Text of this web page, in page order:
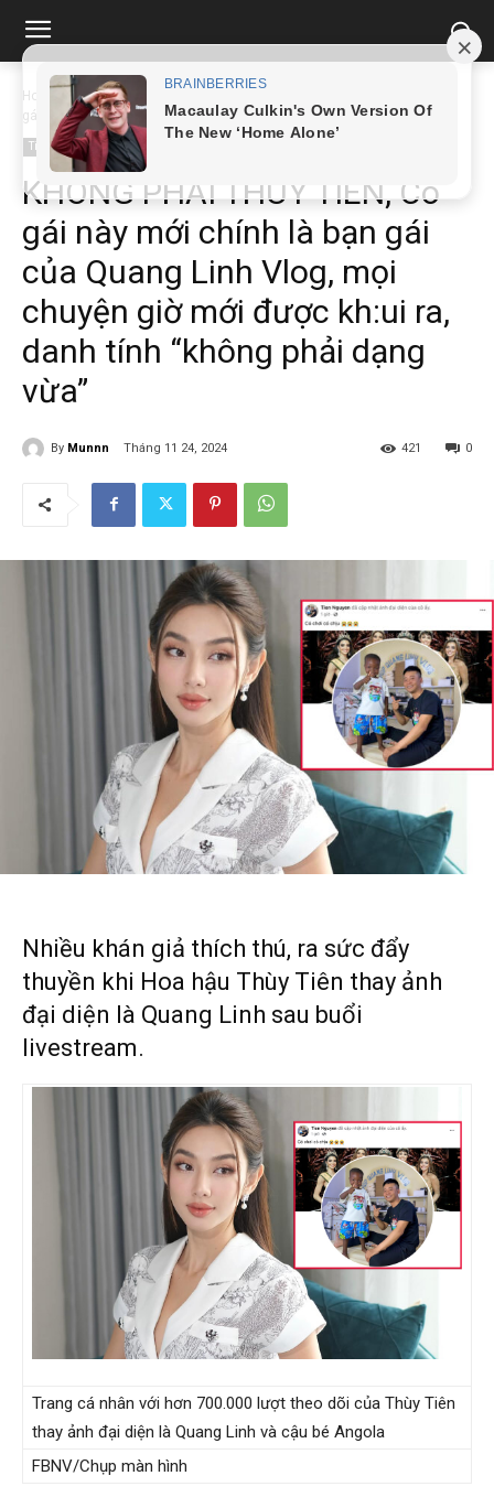
Home Tin tức
gái...
Tin tức
KHÔNG PHẢI THÙY TIÊN, Cô
gái này mới chính là bạn gái
của Quang Linh Vlog, mọi
chuyện giờ mới được kh:ui ra,
danh tính “không phải dạng
vừa”
By Munnn Tháng 11 24, 2024 0
421
Nhiều khán giả thích thú, ra sức đẩy
thuyền khi Hoa hậu Thùy Tiên thay ảnh
đại diện là Quang Linh sau buổi
livestream.
Trang cá nhân với hơn 700.000 lượt theo dõi của Thùy Tiên
thay ảnh đại diện là Quang Linh và cậu bé Angola
FBNV/Chụp màn hình